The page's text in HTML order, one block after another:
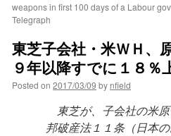
weapons in first 100 days of a Labour
Telegraph
東芝子会社・米ＷＨ
９年以降すでに１８％
Posted on 2017/03/09 by nfield
東芝が、子会社の米
邦破産法１１条（日本